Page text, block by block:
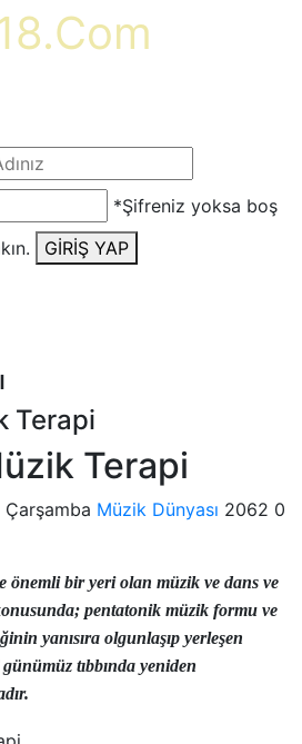
*Şifreniz yoksa boş
GİRİŞ YAP
Terapi
Terapi
Müzik Dünyası 2062 0
bir yeri olan müzik ve dans ve
pentatonik müzik formu ve
yanısıra olgunlaşıp yerleşen
tıbbında yeniden